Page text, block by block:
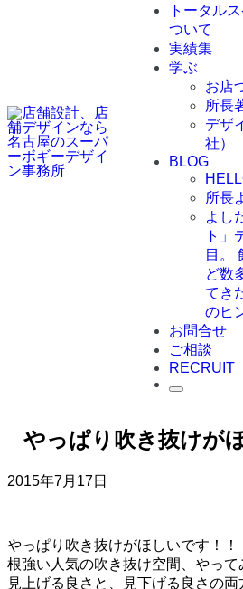
トータル
ついて
実績集
学ぶ
お店
所長
デザ
社）
BLOG
所長
よし
ト」
目。
ど数
てき
のヒ
お問合せ
ご相談
RECRUIT
やっぱり吹き抜けが
2015年7月17日
やっぱり吹き抜けがほしいです！！
根強い人気の吹き抜け空間、やって
見上げる良さと、見下げる良さの